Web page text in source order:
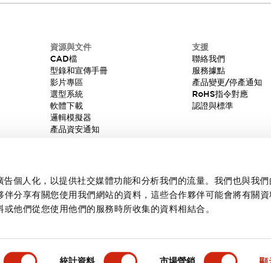
個人化，以提供社交媒體功能和分析我們的流量。我們也與我們
伴分享有關您使用我們網站的資料，這些合作夥伴可能會將有關資
他們從您使用他們的服務時所收集的資料相結合。
統計資料 市場營銷
資源與文件
CAD檔
型錄和宣傳手冊
影片專區
選型系統
軟體下載
邏輯模擬器
產品資安通知
支援
聯絡我們
服務據點
產品變更/停產通知
RoHS指令對應
認證與標準